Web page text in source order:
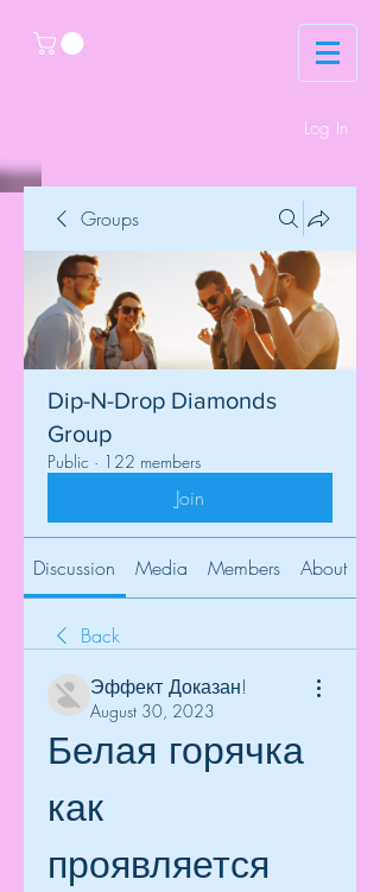
Log In
Groups
Dip-N-Drop Diamonds
Group
Public · 122 members
Join
Discussion Media Members About
Back
Эффект Доказан!
August 30, 2023
Белая горячка
как
проявляется